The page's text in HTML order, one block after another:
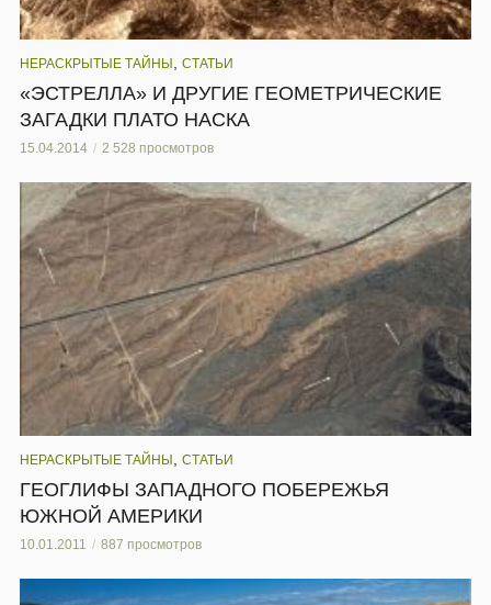
НЕРАСКРЫТЫЕ ТАЙНЫ СТАТЬИ
«ЭСТРЕЛЛА» И ДРУГИЕ ГЕОМЕТРИЧЕСКИЕ
ЗАГАДКИ ПЛАТО НАСКА
15.04.2014 2 528 просмотров
НЕРАСКРЫТЫЕ ТАЙНЫ СТАТЬИ
ГЕОГЛИФЫ ЗАПАДНОГО ПОБЕРЕЖЬЯ
ЮЖНОЙ АМЕРИКИ
10.01.2011 887 просмотров